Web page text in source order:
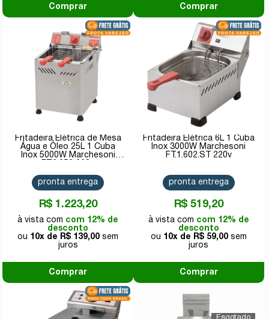
Comprar Comprar
Fritadeira Elétrica de Mesa
Água e Óleo 25L 1 Cuba
Inox 5000W Marchesoni
R$ 1.223,20
com 12% de
desconto
10x de
R$ 139,00
pronta entrega
Comprar
Fritadeira Elétrica 6L 1 Cuba
Inox 3000W Marchesoni
FT.1.602.ST 220v
R$ 519,20
com 12% de
desconto
10x de
R$ 59,00
pronta entrega
Comprar